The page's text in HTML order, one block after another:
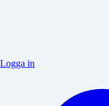
Logga in